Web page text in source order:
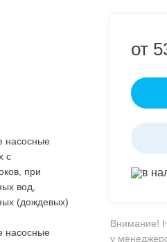
насосные
с
при
вод,
(дождевых)
насосные
от
в
Внимание!
у